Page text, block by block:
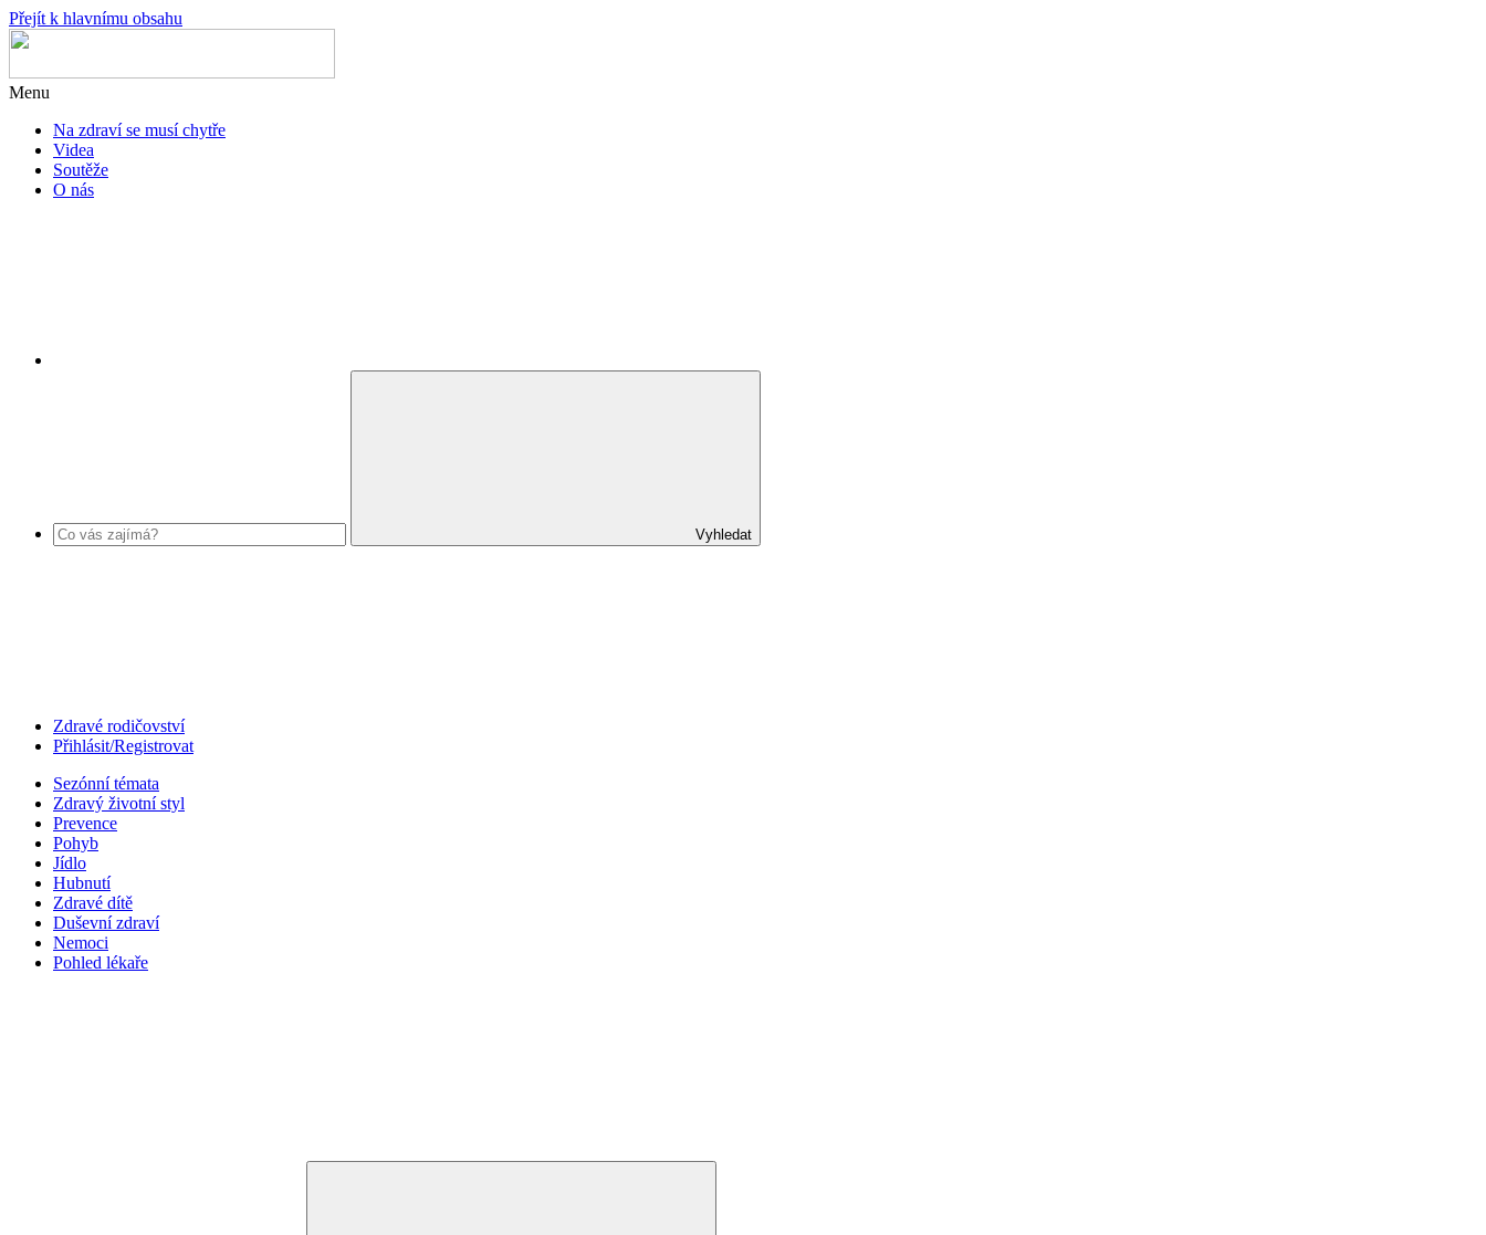
Přejít k hlavnímu obsahu
Menu
Na zdraví se musí chytře
Videa
Soutěže
O nás
Vyhledat
Zdravé rodičovství
Přihlásit/Registrovat
Sezónní témata
Zdravý životní styl
Prevence
Pohyb
Jídlo
Hubnutí
Zdravé dítě
Duševní zdraví
Nemoci
Pohled lékaře